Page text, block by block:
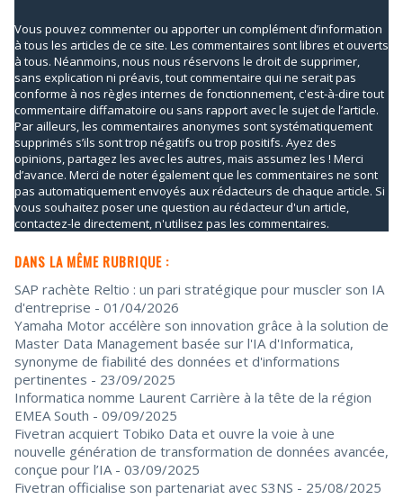
Vous pouvez commenter ou apporter un complément d’information
à tous les articles de ce site. Les commentaires sont libres et ouverts
à tous. Néanmoins, nous nous réservons le droit de supprimer,
sans explication ni préavis, tout commentaire qui ne serait pas
conforme à nos règles internes de fonctionnement, c'est-à-dire tout
commentaire diffamatoire ou sans rapport avec le sujet de l’article.
Par ailleurs, les commentaires anonymes sont systématiquement
supprimés s’ils sont trop négatifs ou trop positifs. Ayez des
opinions, partagez les avec les autres, mais assumez les ! Merci
d’avance. Merci de noter également que les commentaires ne sont
pas automatiquement envoyés aux rédacteurs de chaque article. Si
vous souhaitez poser une question au rédacteur d'un article,
contactez-le directement, n'utilisez pas les commentaires.
DANS LA MÊME RUBRIQUE :
SAP rachète Reltio : un pari stratégique pour muscler son IA
d'entreprise - 01/04/2026
Yamaha Motor accélère son innovation grâce à la solution de
Master Data Management basée sur l'IA d'Informatica,
synonyme de fiabilité des données et d'informations
pertinentes - 23/09/2025
Informatica nomme Laurent Carrière à la tête de la région
EMEA South - 09/09/2025
Fivetran acquiert Tobiko Data et ouvre la voie à une
nouvelle génération de transformation de données avancée,
conçue pour l’IA - 03/09/2025
Fivetran officialise son partenariat avec S3NS - 25/08/2025